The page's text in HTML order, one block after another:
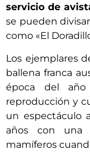
servicio de
se pueden
como «El
Los ejemplares
ballena franca
época del
reproducción y
un espectáculo
años con una
mamíferos